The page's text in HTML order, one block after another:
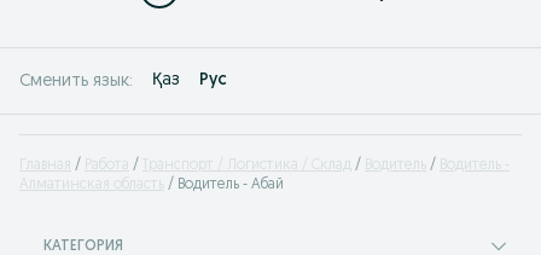
Сменить язык: Қаз Рус
Главная Работа Транспорт / Логистика / Склад Водитель
Водитель -
Алматинская область
Водитель - Абай
КАТЕГОРИЯ